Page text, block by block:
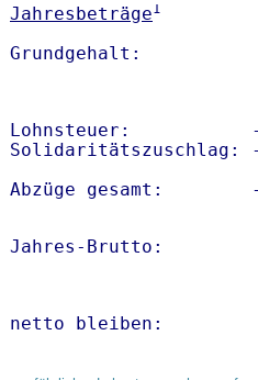
Jahresbeträge1
Lohnsteuer:           -
Solidaritätszuschlag:
Abzüge gesamt:        -
Jahres-
netto bleiben: